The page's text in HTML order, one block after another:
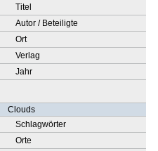
Titel
Autor / Beteiligte
Ort
Verlag
Jahr
Clouds
Schlagwörter
Orte